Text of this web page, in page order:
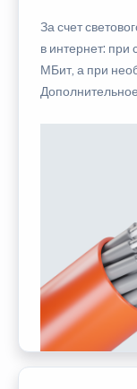
За счет
в интернет:
МБит, а при